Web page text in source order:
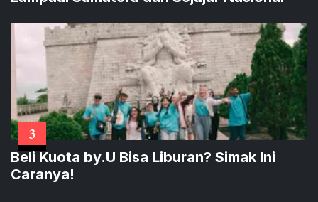
3
Beli Kuota by.U Bisa Liburan? Simak Ini
Caranya!